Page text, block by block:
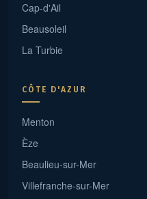
Cap-d'Ail
Beausoleil
La Turbie
CÔTE D'AZUR
Menton
Èze
Beaulieu-sur-Mer
Villefranche-sur-Mer